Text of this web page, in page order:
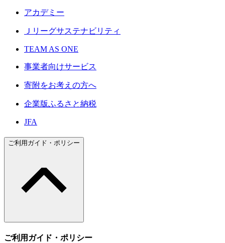
アカデミー
Ｊリーグサステナビリティ
TEAM AS ONE
事業者向けサービス
寄附をお考えの方へ
企業版ふるさと納税
JFA
ご利用ガイド・ポリシー
ご利用ガイド・ポリシー